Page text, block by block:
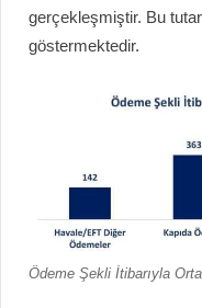
gerçekleşmiştir. Bu
göstermektedir.
Ödeme Şekli İtibarıyla